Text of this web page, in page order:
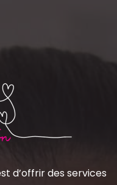
d’offrir des services